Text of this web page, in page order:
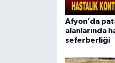
Afyon’da
alanlarında
seferberliği